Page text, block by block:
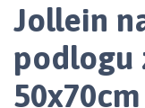
Jollein
podlogu